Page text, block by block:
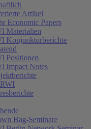
Artikel
Economic Papers
Materialien
Konjunkturberichte
Positionen
Impact Notes
Bag-Seminare